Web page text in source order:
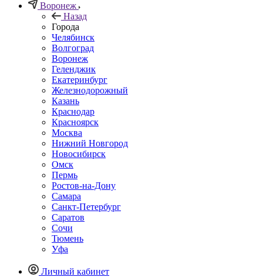
Воронеж
Назад
Города
Челябинск
Волгоград
Воронеж
Геленджик
Екатеринбург
Железнодорожный
Казань
Краснодар
Красноярск
Москва
Нижний Новгород
Новосибирск
Омск
Пермь
Ростов-на-Дону
Самара
Санкт-Петербург
Саратов
Сочи
Тюмень
Уфа
Личный кабинет